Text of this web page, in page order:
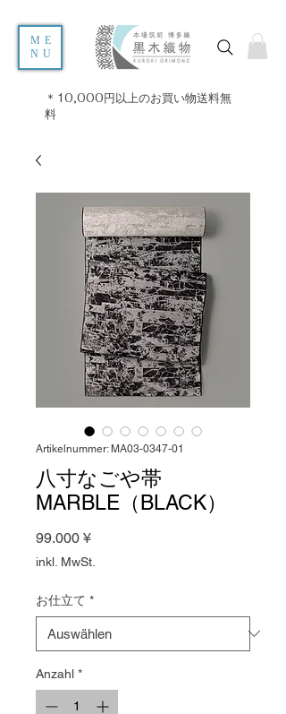
ME
NU
＊10,000円以上のお買い物送料無
料
Artikelnummer: MA03-0347-01
八寸なごや帯
MARBLE（BLACK）
99.000 ¥Preis
inkl. MwSt.
お仕立て *
Anzahl *